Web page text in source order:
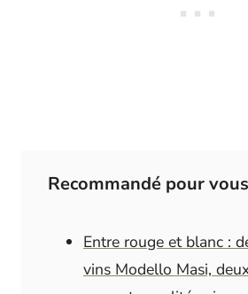
Recommandé pour vous
Entre rouge et blanc :
vins Modello Masi,